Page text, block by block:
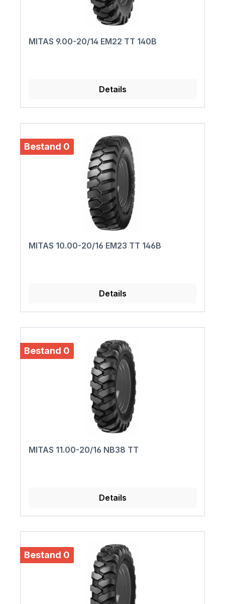
MITAS 9.00-20/14 EM22 TT 140B
Details
Bestand 0
MITAS 10.00-20/16 EM23 TT 146B
Details
Bestand 0
MITAS 11.00-20/16 NB38 TT
Details
Bestand 0